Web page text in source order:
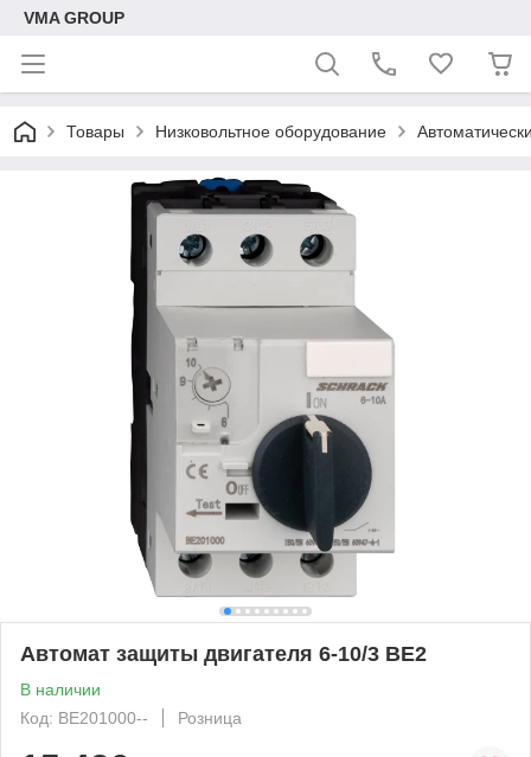
VMA GROUP
Товары Низковольтное оборудование
Автомат защиты двигателя 6-10/3 BE2
В наличии
Код: BE201000--
Розница